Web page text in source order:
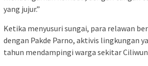
yang jujur.”
Ketika menyusuri sungai, para relawan
dengan Pakde Parno, aktivis lingkungan
tahun mendampingi warga sekitar